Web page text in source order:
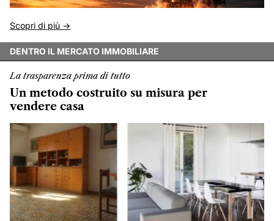
Scopri di più ->
DENTRO IL MERCATO IMMOBILIARE
La trasparenza prima di tutto
Un metodo costruito su misura per
vendere casa